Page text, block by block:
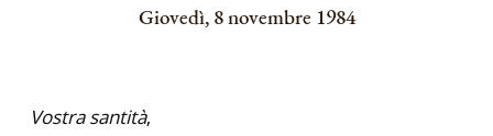
Giovedì, 8 novembre 1984
Vostra santità,